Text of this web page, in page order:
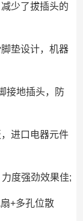
少了拔插头的
垫设计，机器
接地插头，防
进口电器元件
度强劲效果佳;
+多孔位散